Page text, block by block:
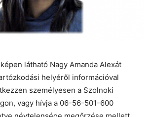
látható Nagy Amanda Alexát
helyéről információval
személyesen a Szolnoki
vagy hívja a 06-56-501-600